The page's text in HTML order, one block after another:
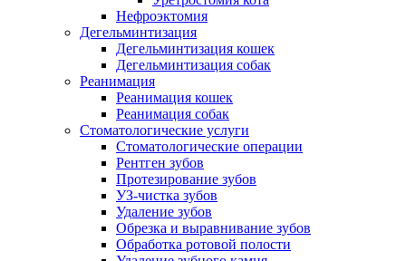
Нефроэктомия
Дегельминтизация
Дегельминтизация кошек
Дегельминтизация собак
Реанимация
Реанимация кошек
Реанимация собак
Стоматологические услуги
Стоматологические операции
Рентген зубов
Протезирование зубов
УЗ-чистка зубов
Удаление зубов
Обрезка и выравнивание зубов
Обработка ротовой полости